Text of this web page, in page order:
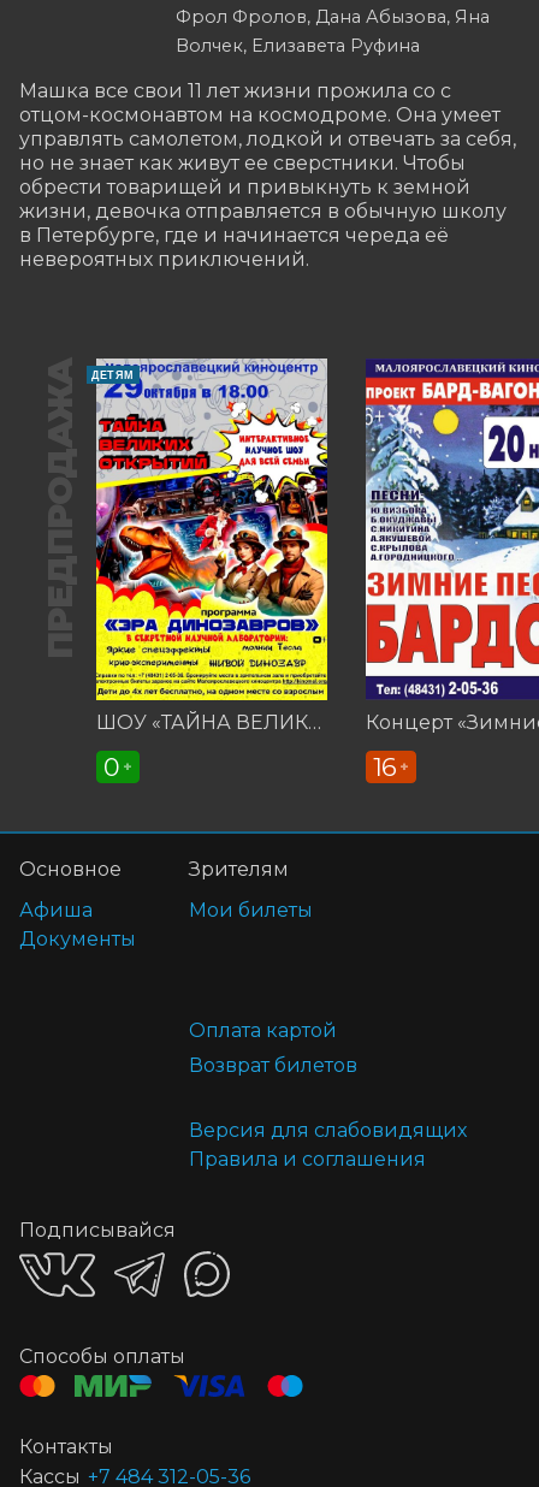
Фрол Фролов, Дана Абызова, Яна
Волчек, Елизавета Руфина
Машка все свои 11 лет жизни прожила со с
отцом-космонавтом на космодроме. Она умеет
управлять самолетом, лодкой и отвечать за себя,
но не знает как живут ее сверстники. Чтобы
обрести товарищей и привыкнуть к земной
жизни, девочка отправляется в обычную школу
в Петербурге, где и начинается череда её
невероятных приключений.
ПРЕДПРОДАЖА ДЕТЯМ
ШОУ «ТАЙНА ВЕЛИКИХ ОТКРЫТИЙ»
0 + 16 +
Основное
Афиша
Документы
Зрителям
Мои билеты
Оплата картой
Возврат билетов
Версия для слабовидящих
Правила и соглашения
Подписывайся
Способы оплаты
Контакты
Кассы +7 484 312-05-36